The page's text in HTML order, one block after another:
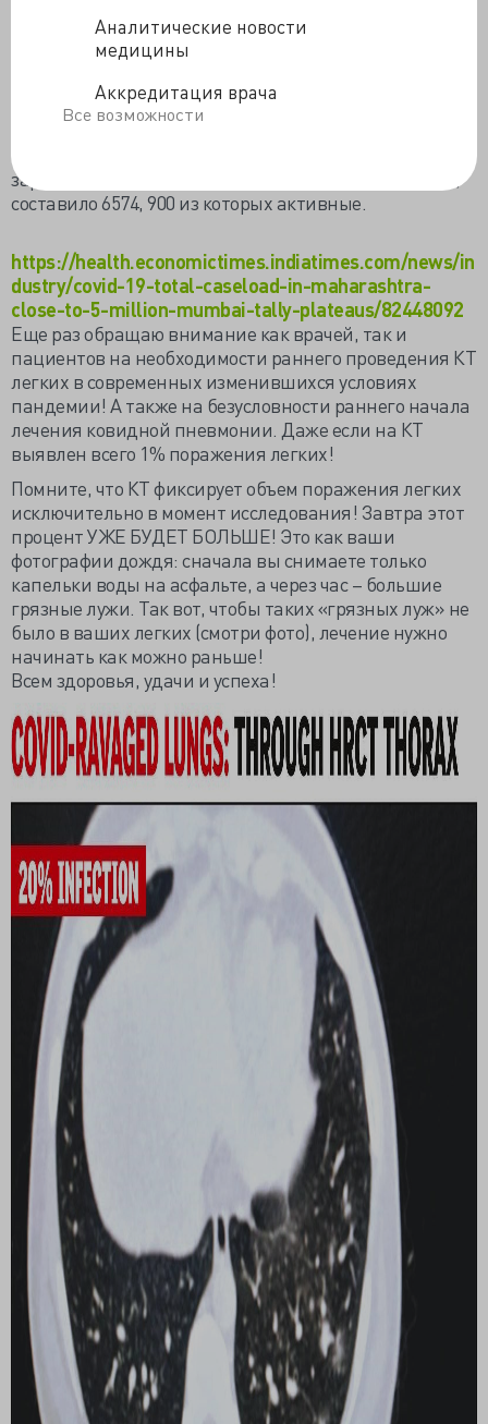
Аналитические новости
медицины
Аккредитация врача
Все возможности
В беднейшем районе Мумбаи – в трущобах Дхарави -
в четверг было выявлено 13 случаев инфицирования,
что является одним из самых низких показателей с
момента начала второй волны. 8 апреля в Дхарави
высоким показателем. Общее количество случаев,
зарегистрированных на данный момент в Дхарави,
составило 6574, 900 из которых активные.
https://health.economictimes.indiatimes.com/news/in
dustry/covid-19-total-caseload-in-maharashtra-
close-to-5-million-mumbai-tally-plateaus/82448092
Еще раз обращаю внимание как врачей, так и
пациентов на необходимости раннего проведения КТ
легких в современных изменившихся условиях
пандемии! А также на безусловности раннего начала
лечения ковидной пневмонии. Даже если на КТ
выявлен всего 1% поражения легких!
Помните, что КТ фиксирует объем поражения легких
исключительно в момент исследования! Завтра этот
процент УЖЕ БУДЕТ БОЛЬШЕ! Это как ваши
фотографии дождя: сначала вы снимаете только
капельки воды на асфальте, а через час – большие
грязные лужи. Так вот, чтобы таких «грязных луж» не
было в ваших легких (смотри фото), лечение нужно
начинать как можно раньше!
Всем здоровья, удачи и успеха!